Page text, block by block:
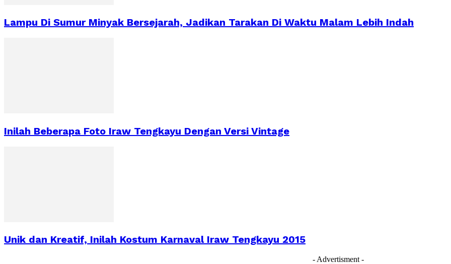
Lampu Di Sumur Minyak Bersejarah, Jadikan Tarakan Di Waktu Malam Lebih Indah
Inilah Beberapa Foto Iraw Tengkayu Dengan Versi Vintage
Unik dan Kreatif, Inilah Kostum Karnaval Iraw Tengkayu 2015
- Advertisment -